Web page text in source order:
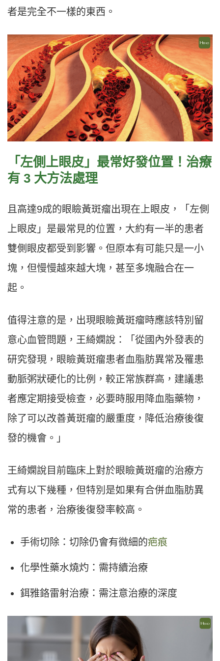
者是完全不一樣的東西。
「左側上眼皮」最常好發位置！治療
有 3 大方法處理
且高達9成的眼瞼黃斑瘤出現在上眼皮，「左側
上眼皮」是最常見的位置，大約有一半的患者
雙側眼皮都受到影響。 但原本有可能只是一小
塊，但慢慢越來越大塊，甚至多塊融合在一
起。
值得注意的是，出現眼瞼黃斑瘤時應該特別留
意心血管問題，王綺嫻說：「從國內外發表的
研究發現，眼瞼黃斑瘤患者血脂肪異常及罹患
動脈粥狀硬化的比例，較正常族群高，建議患
者應定期接受檢查，必要時服用降血脂藥物，
除了可以改善黃斑瘤的嚴重度，降低治療後復
發的機會。」
王綺嫻說目前臨床上對於眼瞼黃斑瘤的治療方
式有以下幾種，但特別是如果有合併血脂肪異
常的患者，治療後復發率較高。
手術切除：切除仍會有微細的疤痕
化學性藥水燒灼：需持續治療
鉺雅鉻雷射治療：需注意治療的深度